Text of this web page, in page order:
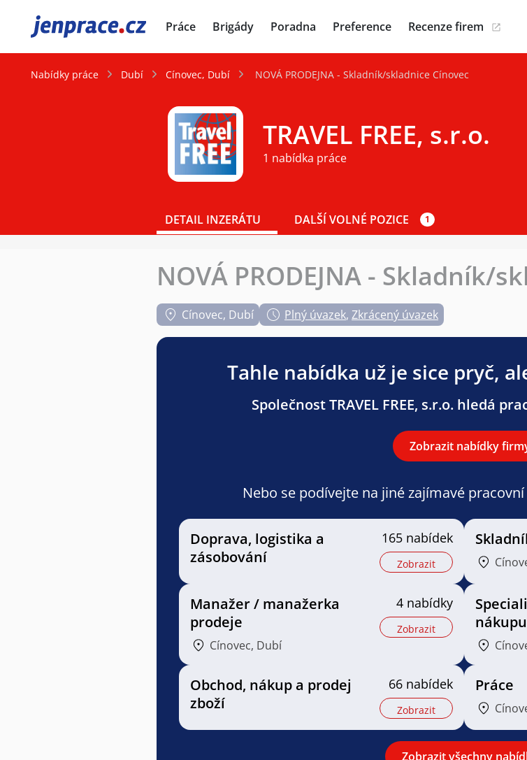
JenPráce.cz Práce Brigády Poradna Preference Recenze firem
Nabídky práce Dubí Cínovec, Dubí NOVÁ PRODEJNA - Skladník/skladnice Cínovec
TRAVEL FREE, s.r.o.
1 nabídka práce
DETAIL INZERÁTU DALŠÍ VOLNÉ POZICE 1
NOVÁ PRODEJNA - Skladník/
Cínovec, Dubí Plný úvazek, Zkrácený úvazek
Tahle nabídka už je sice pryč,
Společnost TRAVEL FREE, s.r.o. hledá
Zobrazit nabídky
Nebo se podívejte na jiné zajímavé
Doprava, logistika a
zásobování
165 nabídek
Zobrazit
Manažer / manažerka
prodeje
Cínovec, Dubí
4 nabídky
Zobrazit
nákupu
Obchod, nákup a prodej
zboží
66 nabídek
Zobrazit
Práce
Zobrazit všechny